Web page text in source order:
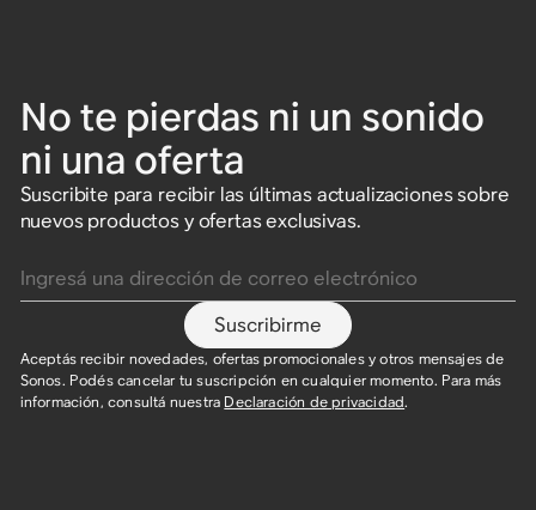
No te pierdas ni un sonido
ni una oferta
Suscribite para recibir las últimas actualizaciones sobre
nuevos productos y ofertas exclusivas.
Suscribirme
Aceptás recibir novedades, ofertas promocionales y otros mensajes de
Sonos. Podés cancelar tu suscripción en cualquier momento. Para más
información, consultá nuestra Declaración de privacidad.